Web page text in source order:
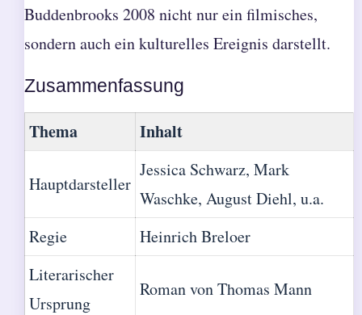
Buddenbrooks 2008 nicht nur ein filmisches,
sondern auch ein kulturelles Ereignis darstellt.
Zusammenfassung
Thema Inhalt
Hauptdarsteller
Jessica Schwarz, Mark
Waschke, August Diehl, u.a.
Regie
Heinrich Breloer
Literarischer
Ursprung
Roman von Thomas Mann